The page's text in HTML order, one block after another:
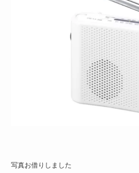
写真お借りしました